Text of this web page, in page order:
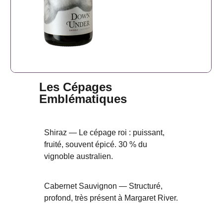
Les Cépages
Emblématiques
Shiraz — Le cépage roi : puissant,
fruité, souvent épicé. 30 % du
vignoble australien.
Cabernet Sauvignon — Structuré,
profond, très présent à Margaret River.